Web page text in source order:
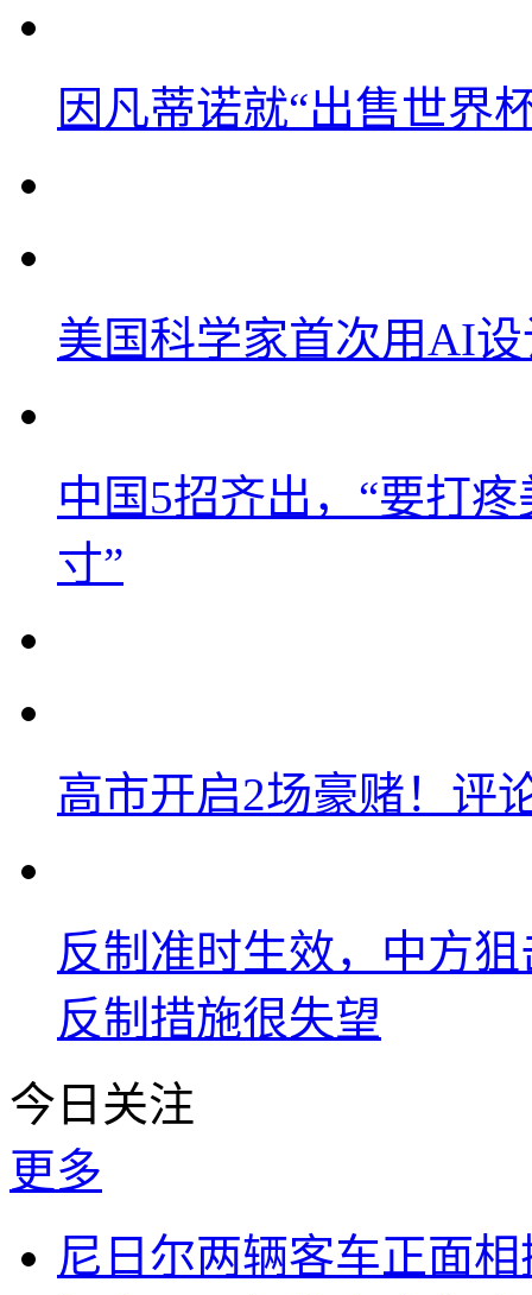
因凡蒂诺就“出售世界
美国科学家首次用AI
中国5招齐出，“要打
寸”
高市开启2场豪赌！评
反制准时生效，中方
反制措施很失望
今日关注
更多
尼日尔两辆客车正面